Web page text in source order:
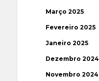
Março 2025
Fevereiro 2025
Janeiro 2025
Dezembro 2024
Novembro 2024